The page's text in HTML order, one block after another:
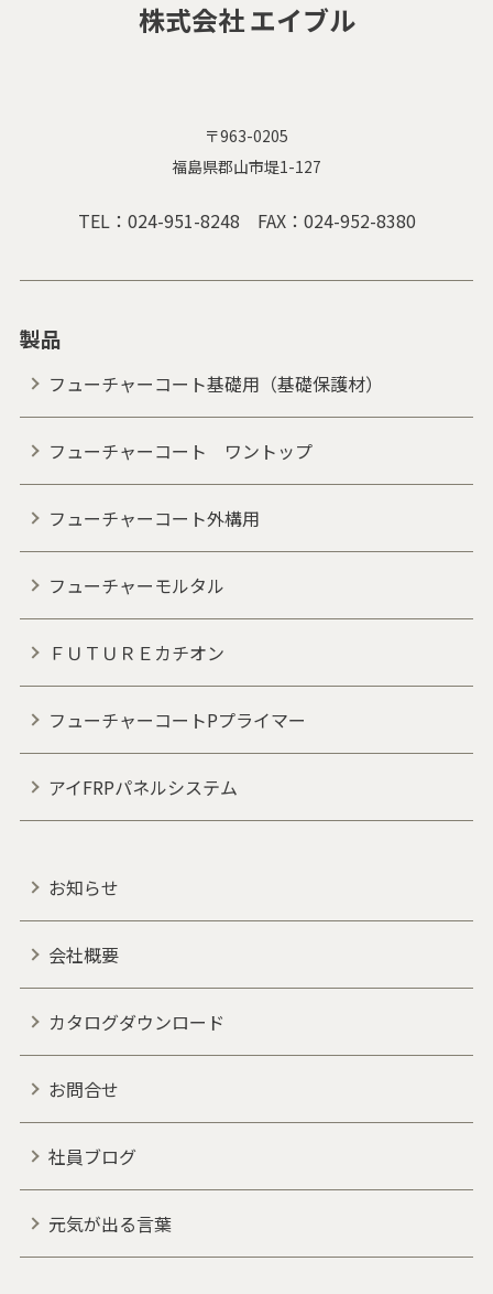
株式会社 エイブル
〒963-0205
福島県郡山市堤1-127
TEL： 024-951-8248 FAX：024-952-8380
製品
フューチャーコート基礎用（基礎保護材）
フューチャーコート ワントップ
フューチャーコート外構用
フューチャーモルタル
ＦＵＴＵＲＥカチオン
フューチャーコートPプライマー
アイFRPパネルシステム
お知らせ
会社概要
カタログダウンロード
お問合せ
社員ブログ
元気が出る言葉